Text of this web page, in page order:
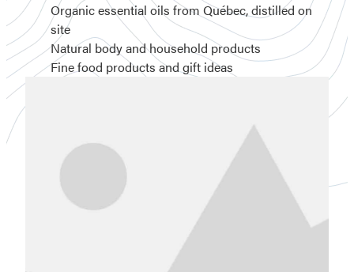
Organic essential oils from Québec, distilled on
site
Natural body and household products
Fine food products and gift ideas